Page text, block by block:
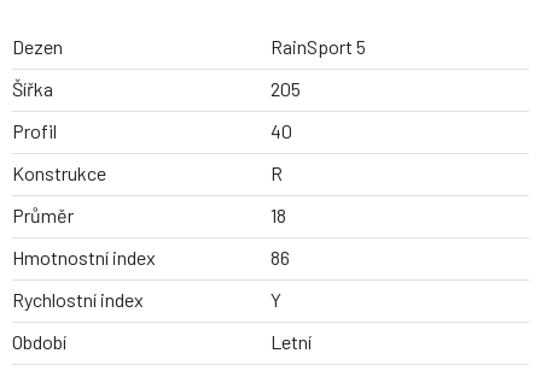
Dezen
RainSport 5
Šířka
205
Profil
40
Konstrukce
R
Průměr
18
Hmotnostní index
86
Rychlostní index
Y
Období
Letní